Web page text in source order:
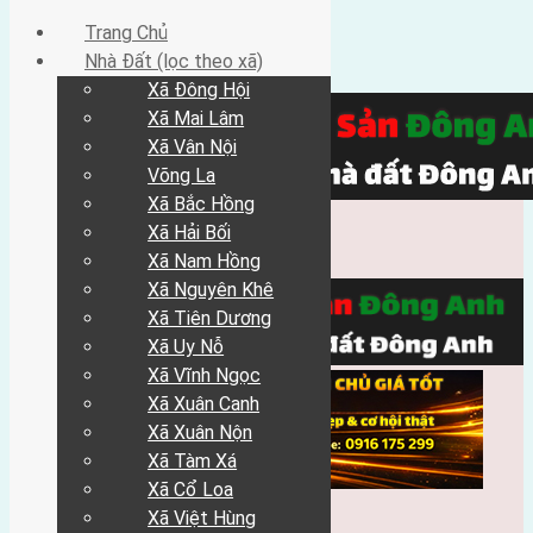
Trang Chủ
Trang Chủ
Nhà Đất (lọc theo xã)
Xã Đông Hội
Xã Mai Lâm
Xã Vân Nội
Võng La
Xã Bắc Hồng
Xã Hải Bối
Xã Nam Hồng
Xã Nguyên Khê
Xã Tiên Dương
Xã Uy Nỗ
Xã Vĩnh Ngọc
Xã Xuân Canh
Xã Xuân Nộn
Xã Tàm Xá
Xã Cổ Loa
Xã Việt Hùng